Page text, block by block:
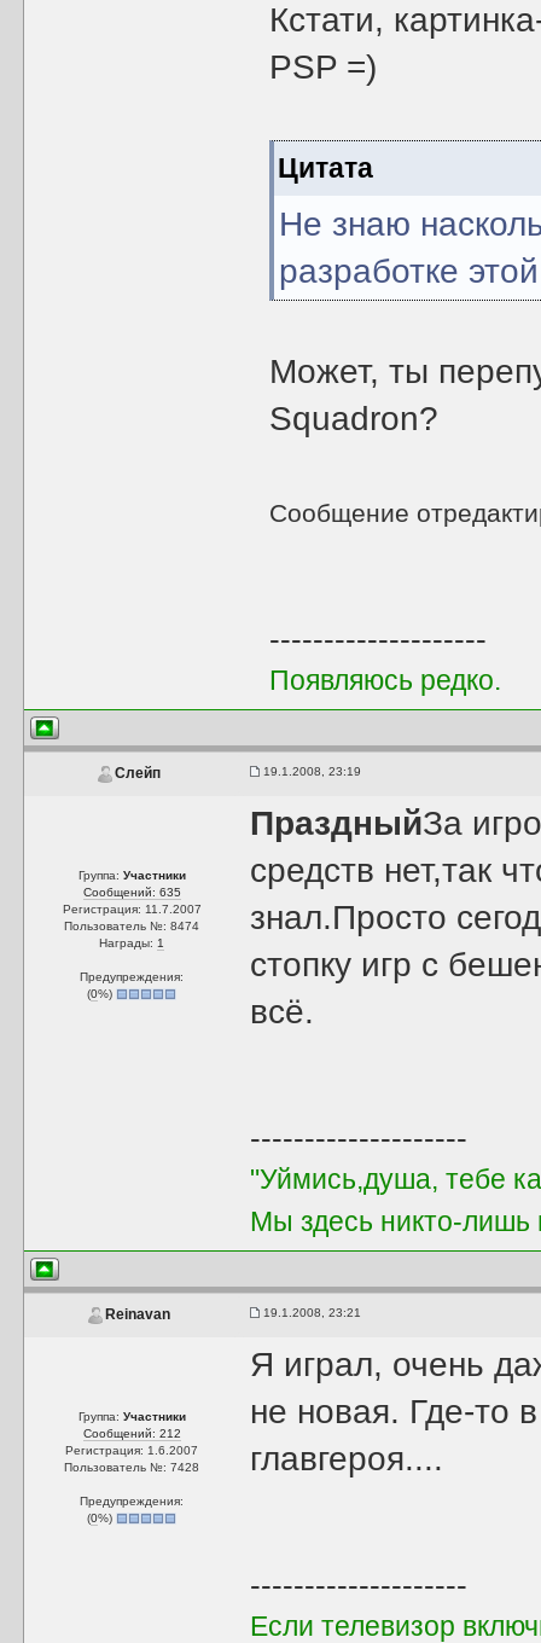
Кстати,
PSP =)
Цитата
Не знаю
разработке
Может, ты
Squadron?
Сообщение
--------------------
Появляюсь редко.
Слейп 19.1.2008, 23:19
Группа: Участники
Сообщений: 635
Регистрация: 11.7.2007
Пользователь №: 8474
Награды: 1
Предупреждения:
(0%)
ПраздныйЗа
средств нет,так
знал.Просто
стопку игр с
всё.
--------------------
"Уймись,душа, тебе
Мы здесь никто-лишь
Reinavan 19.1.2008, 23:21
Группа: Участники
Сообщений: 212
Регистрация: 1.6.2007
Пользователь №: 7428
Предупреждения:
(0%)
Я играл, очень
не новая. Где-то
главгероя....
--------------------
Если телевизор